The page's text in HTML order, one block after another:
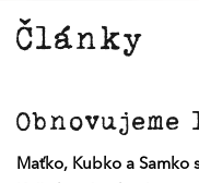
Články
Maťko, Kubko a Samko